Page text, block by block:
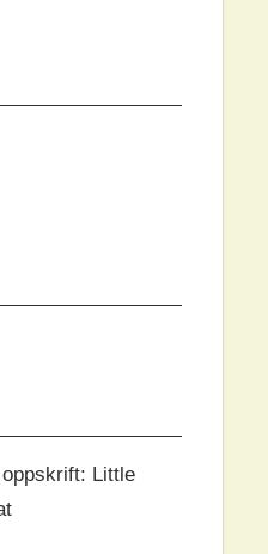
Little